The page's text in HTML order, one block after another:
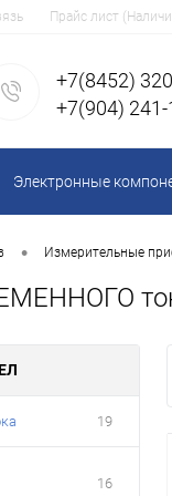
Прайс лист
+7(8452)
+7(904)
Электронные
• Измерительные
19
16